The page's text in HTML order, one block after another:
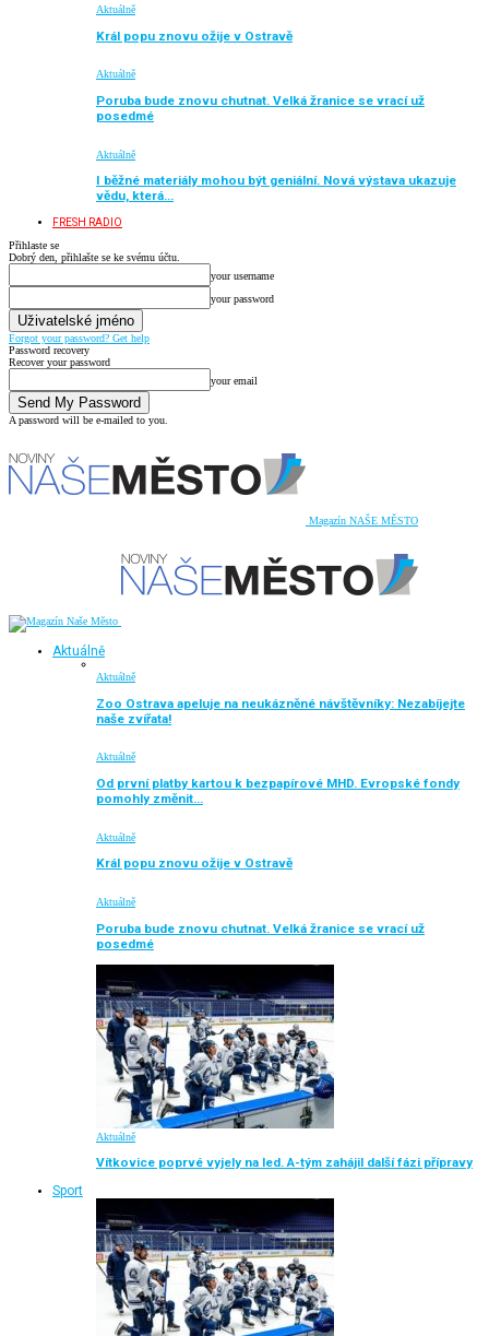
Aktuálně
Král popu znovu ožije v Ostravě
Aktuálně
Poruba bude znovu chutnat. Velká žranice se vrací už
posedmé
Aktuálně
I běžné materiály mohou být geniální. Nová výstava ukazuje
vědu, která…
FRESH RADIO
Přihlaste se
Dobrý den, přihlašte se ke svému účtu.
your username
your password
Forgot your password? Get help
Password recovery
Recover your password
your email
A password will be e-mailed to you.
Magazín NAŠE MĚSTO
Aktuálně
Aktuálně
Zoo Ostrava apeluje na neukázněné návštěvníky: Nezabíjejte
naše zvířata!
Aktuálně
Od první platby kartou k bezpapírové MHD. Evropské fondy
pomohly změnit…
Aktuálně
Král popu znovu ožije v Ostravě
Aktuálně
Poruba bude znovu chutnat. Velká žranice se vrací už
posedmé
Aktuálně
Vítkovice poprvé vyjely na led. A-tým zahájil další fázi přípravy
Sport